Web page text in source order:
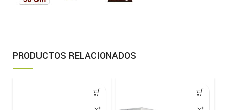
PRODUCTOS RELACIONADOS